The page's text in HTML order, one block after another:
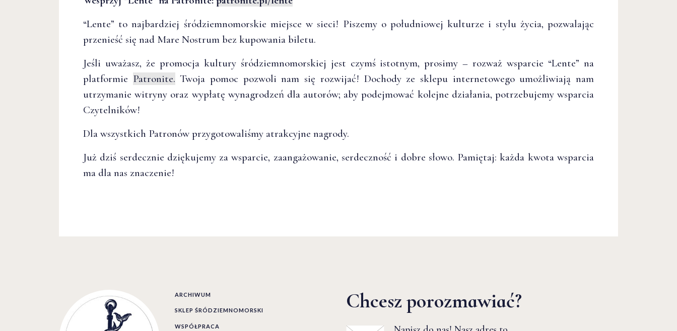
“Lente” to najbardziej śródziemnomorskie miejsce w sieci! Piszemy o południowej kulturze i stylu życia, pozwalając
przenieść się nad Mare Nostrum bez kupowania biletu.
Jeśli uważasz, że promocja kultury śródziemnomorskiej jest czymś istotnym, prosimy – rozważ wsparcie “Lente” na
platformie Patronite. Twoja pomoc pozwoli nam się rozwijać! Dochody ze sklepu internetowego umożliwiają nam
utrzymanie witryny oraz wypłatę wynagrodzeń dla autorów; aby podejmować kolejne działania, potrzebujemy wsparcia
Czytelników!
Dla wszystkich Patronów przygotowaliśmy atrakcyjne nagrody.
Już dziś serdecznie dziękujemy za wsparcie, zaangażowanie, serdeczność i dobre słowo. Pamiętaj: każda kwota wsparcia
ma dla nas znaczenie!
Chcesz porozmawiać?
ARCHIWUM
SKLEP ŚRÓDZIEMNOMORSKI
WSPÓŁPRACA